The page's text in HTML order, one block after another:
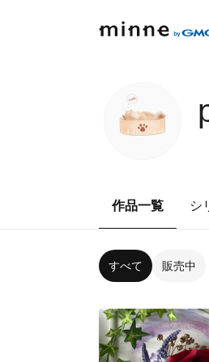
作品一覧 シ
すべて 販売中